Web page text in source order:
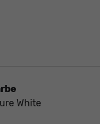
White